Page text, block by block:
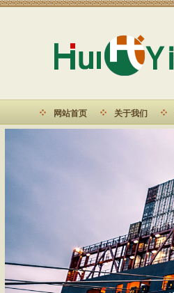
网站首页 关于我们